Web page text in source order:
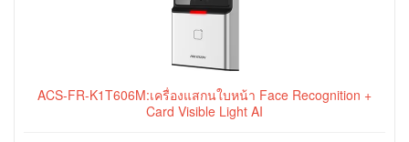
ACS-FR-K1T606M:เครื่องแสกนใบหน้า Face Recognition +
Card Visible Light AI